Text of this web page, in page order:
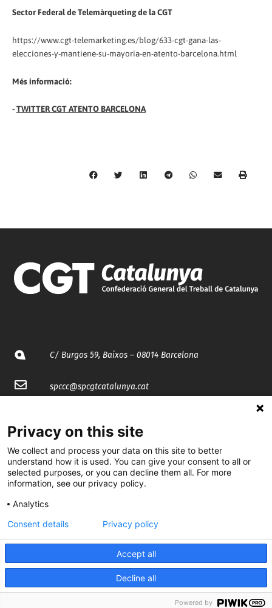
Sector Federal de Telemàrqueting de la CGT
https://www.cgt-telemarketing.es/blog/633-cgt-gana-las-
elecciones-y-mantiene-su-mayoria-en-atento-barcelona.html
Més informació:
-TWITTER CGT ATENTO BARCELONA
C/ Burgos 59, Baixos – 08014 Barcelona
spccc@spcgtcatalunya.cat
@CGTCatalunya
cgtcatalunya
cgtcatalunya
Desenvolupat per
Privacy on this site
We collect and process your data on this site to better
understand how it is used. You can give your consent to all or
selected purposes, or you can decline them all. For more
information, see our privacy policy.
Analytics
Accept all
Decline all
Consent details Privacy policy
Powered by